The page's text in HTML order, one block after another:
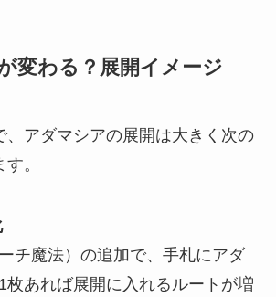
変わる？展開イメージ
、アダマシアの展開は大きく次の
。
チ魔法）の追加で、手札にアダ
枚あれば展開に入れるルートが増